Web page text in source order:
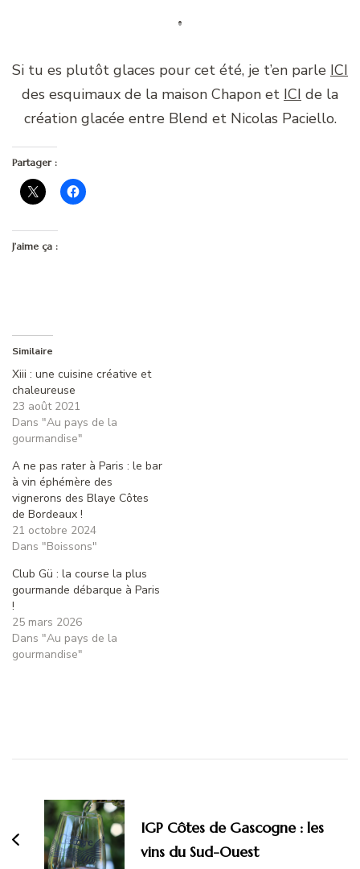
Si tu es plutôt glaces pour cet été, je t’en parle ICI
des esquimaux de la maison Chapon et ICI de la
création glacée entre Blend et Nicolas Paciello.
Partager :
J’aime ça :
Similaire
Xiii : une cuisine créative et
chaleureuse
23 août 2021
Dans "Au pays de la
gourmandise"
A ne pas rater à Paris : le bar
à vin éphémère des
vignerons des Blaye Côtes
de Bordeaux !
21 octobre 2024
Dans "Boissons"
Club Gü : la course la plus
gourmande débarque à Paris
!
25 mars 2026
Dans "Au pays de la
gourmandise"
d'article
IGP Côtes de Gascogne : les
vins du Sud-Ouest